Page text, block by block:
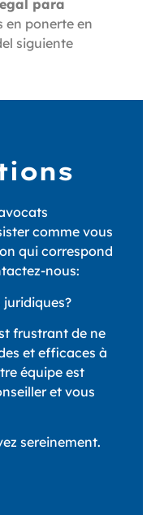
para
en ponerte en
siguiente
comme vous
qui correspond
nous:
juridiques?
frustrant de ne
et efficaces à
équipe est
et vous
sereinement.